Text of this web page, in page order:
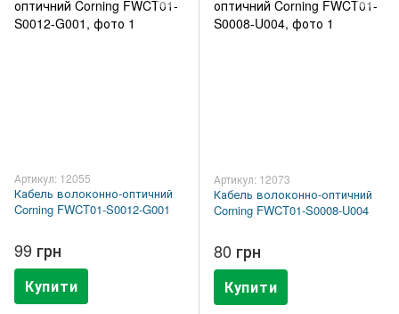
Артикул: 12055
Кабель волоконно-оптичний
Corning FWCT01-S0012-G001
99 грн
Купити
Артикул: 12073
Кабель волоконно-оптичний
Corning FWCT01-S0008-U004
80 грн
Купити